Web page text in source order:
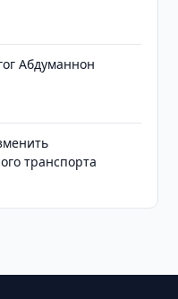
Абдуманнон
транспорта